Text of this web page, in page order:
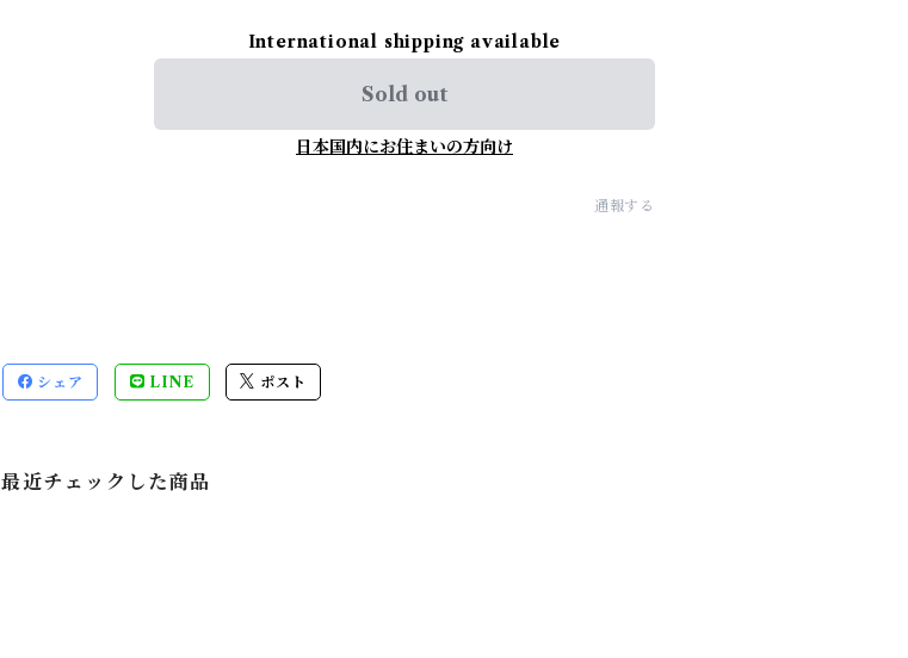
International shipping available
Sold out
日本国内にお住まいの方向け
通報する
シェア LINE ポスト
最近チェックした商品